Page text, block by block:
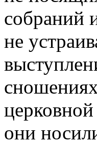
собраний
не
они